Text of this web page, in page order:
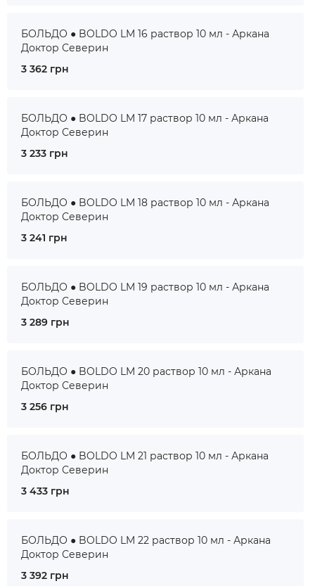
БОЛЬДО ● BOLDO LM 16 раствор 10 мл - Аркана
Доктор Северин
3 362 грн
БОЛЬДО ● BOLDO LM 17 раствор 10 мл - Аркана
Доктор Северин
3 233 грн
БОЛЬДО ● BOLDO LM 18 раствор 10 мл - Аркана
Доктор Северин
3 241 грн
БОЛЬДО ● BOLDO LM 19 раствор 10 мл - Аркана
Доктор Северин
3 289 грн
БОЛЬДО ● BOLDO LM 20 раствор 10 мл - Аркана
Доктор Северин
3 256 грн
БОЛЬДО ● BOLDO LM 21 раствор 10 мл - Аркана
Доктор Северин
3 433 грн
БОЛЬДО ● BOLDO LM 22 раствор 10 мл - Аркана
Доктор Северин
3 392 грн